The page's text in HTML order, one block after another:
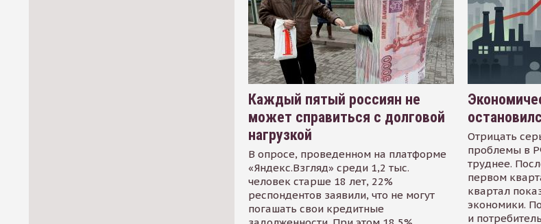
Каждый пятый россиян не
может справиться с долговой
нагрузкой
В опросе, проведенном на платформе
«Яндекс.Взгляд» среди 1,2 тыс.
человек старше 18 лет, 22%
респондентов заявили, что не могут
погашать свои кредитные
Отрицать
проблемы в
труднее.
первом
квартал
экономики.
и